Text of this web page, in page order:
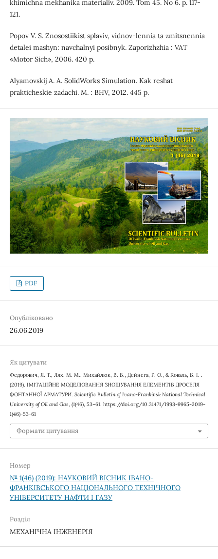
khimichna mekhanika materialiv. 2009. Tom 45. No 6. р. 117-
121.
Popov V. S. Znosostiikist splaviv, vidnov-lennia ta zmitsnennia
detalei mashyn: navchalnyi posibnyk. Zaporizhzhia : VAT
«Motor Sich», 2006. 420 р.
Alyamovskij A. A. SolidWorks Simulation. Kak reshat
prakticheskie zadachi. M. : BHV, 2012. 445 p.
PDF
Опубліковано
26.06.2019
Як цитувати
Федорович, Я. Т., Лях, М. М., Михайлюк, В. В., Дейнега, Р. О., & Коваль, Б. І. .
(2019). ІМІТАЦІЙНЕ МОДЕЛЮВАННЯ ЗНОШУВАННЯ ЕЛЕМЕНТІВ ДРОСЕЛЯ
ФОНТАННОЇ АРМАТУРИ. Scientific Bulletin of Ivano-Frankivsk National Technical
University of Oil and Gas, (1(46), 53–61. https://doi.org/10.31471/1993-9965-2019-
1(46)-53-61
Формати цитування
Номер
№ 1(46) (2019): НАУКОВИЙ ВІСНИК ІВАНО-
ФРАНКІВСЬКОГО НАЦІОНАЛЬНОГО ТЕХНІЧНОГО
УНІВЕРСИТЕТУ НАФТИ І ГАЗУ
Розділ
МЕХАНІЧНА ІНЖЕНЕРІЯ